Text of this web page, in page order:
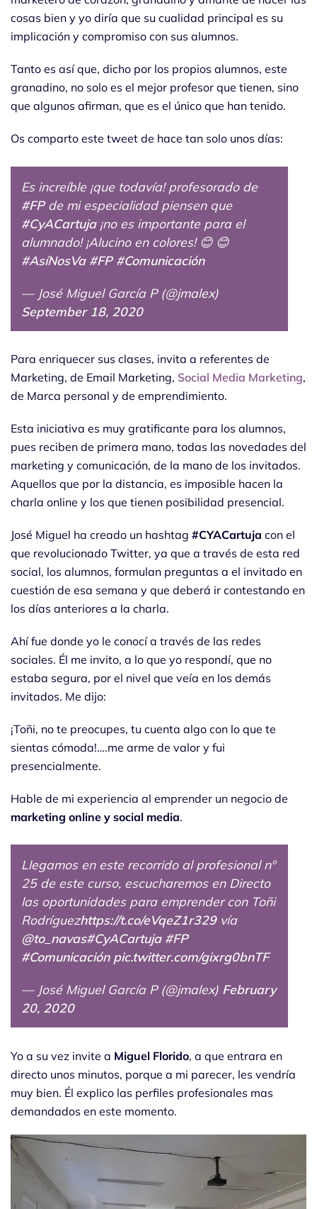
cosas bien y yo diría que su cualidad principal es su
implicación y compromiso con sus alumnos.
Tanto es así que, dicho por los propios alumnos, este
granadino, no solo es el mejor profesor que tienen, sino
que algunos afirman, que es el único que han tenido.
Os comparto este tweet de hace tan solo unos días:
Es increíble ¡que todavía! profesorado de
#FPde mi especialidad piensen que
#CyACartuja¡no es importante para el
alumnado! ¡Alucino en colores! 😊 😊
#AsíNosVa #FP #Comunicación
— José Miguel García P (@jmalex)
September 18, 2020
Para enriquecer sus clases, invita a referentes de
Marketing, de Email Marketing, Social Media Marketing,
de Marca personal y de emprendimiento.
Esta iniciativa es muy gratificante para los alumnos,
pues reciben de primera mano, todas las novedades del
marketing y comunicación, de la mano de los invitados.
Aquellos que por la distancia, es imposible hacen la
charla online y los que tienen posibilidad presencial.
José Miguel ha creado un hashtag #CYACartuja con el
que revolucionado Twitter, ya que a través de esta red
social, los alumnos, formulan preguntas a el invitado en
cuestión de esa semana y que deberá ir contestando en
los días anteriores a la charla.
Ahí fue donde yo le conocí a través de las redes
sociales. Él me invito, a lo que yo respondí, que no
estaba segura, por el nivel que veía en los demás
invitados. Me dijo:
¡Toñi, no te preocupes, tu cuenta algo con lo que te
sientas cómoda!….me arme de valor y fui
presencialmente.
Hable de mi experiencia al emprender un negocio de
marketing online y social media.
Llegamos en este recorrido al profesional nº
25 de este curso, escucharemos en Directo
las oportunidades para emprender con Toñi
Rodríguezhttps://t.co/eVqeZ1r329vía
@to_navas#CyACartuja #FP
#Comunicación pic.twitter.com/gixrg0bnTF
— José Miguel García P (@jmalex) February
20, 2020
Yo a su vez invite a Miguel Florido, a que entrara en
directo unos minutos, porque a mi parecer, les vendría
muy bien. Él explico las perfiles profesionales mas
demandados en este momento.